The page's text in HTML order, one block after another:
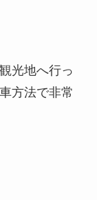
光地へ行っ
方法で非常